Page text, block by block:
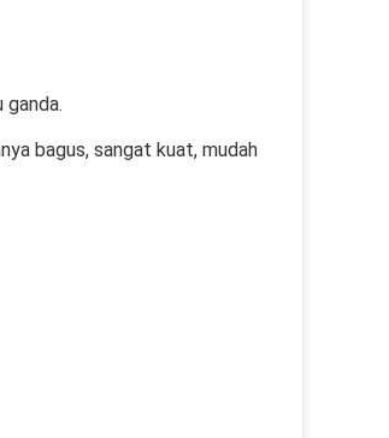
bagus, sangat kuat, mudah